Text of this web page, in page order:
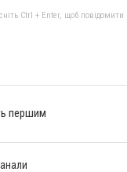
Ctrl + Enter, щоб
першим